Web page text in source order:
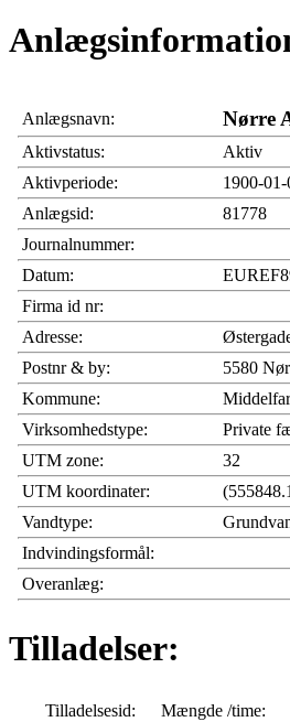
Anlægsnavn: Nørre
Aktivstatus:
Aktiv
Aktivperiode:
1900-
Anlægsid:
81778
Journalnummer:
Datum:
Firma id nr:
Adresse:
Postnr & by:
5580
Kommune:
Virksomhedstype:
Private
UTM zone:
32
UTM koordinater:
Vandtype:
Indvindingsformål:
Overanlæg:
Tilladelser:
Tilladelsesid: Mængde /time: